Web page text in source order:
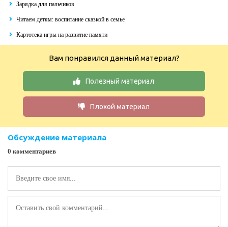
Зарядка для пальчиков
Читаем детям: воспитание сказкой в семье
Картотека игры на развитие памяти
Вам понравился данный материал?
Полезный материал
Плохой материал
Обсуждение материала
0 комментариев